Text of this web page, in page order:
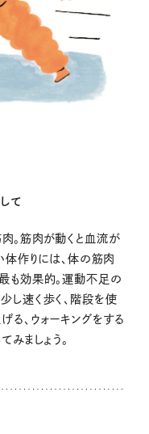
て
。筋肉が動くと血流が
体作りには、体の筋肉
も効果的。運動不足の
し速く歩く、階段を使
る、ウォーキングをする
みましょう。